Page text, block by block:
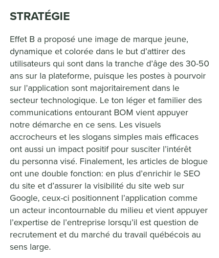
STRATÉGIE
Effet B a proposé une image de marque jeune,
dynamique et colorée dans le but d’attirer des
utilisateurs qui sont dans la tranche d’âge des 30-50
ans sur la plateforme, puisque les postes à pourvoir
sur l’application sont majoritairement dans le
secteur technologique. Le ton léger et familier des
communications entourant BOM vient appuyer
notre démarche en ce sens. Les visuels
accrocheurs et les slogans simples mais efficaces
ont aussi un impact positif pour susciter l’intérêt
du personna visé. Finalement, les articles de blogue
ont une double fonction: en plus d’enrichir le SEO
du site et d’assurer la visibilité du site web sur
Google, ceux-ci positionnent l’application comme
un acteur incontournable du milieu et vient appuyer
l’expertise de l’entreprise lorsqu’il est question de
recrutement et du marché du travail québécois au
sens large.